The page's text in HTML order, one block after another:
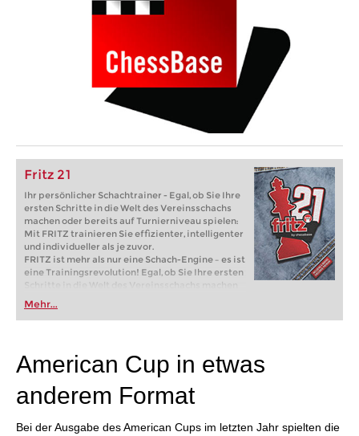
Fritz 21
Ihr persönlicher Schachtrainer - Egal, ob Sie Ihre
ersten Schritte in die Welt des Vereinsschachs
machen oder bereits auf Turnierniveau spielen:
Mit FRITZ trainieren Sie effizienter, intelligenter
und individueller als je zuvor.
FRITZ ist mehr als nur eine Schach-Engine – es ist
eine Trainingsrevolution! Egal, ob Sie Ihre ersten
Schritte in die Welt des Vereinsschachs machen
oder bereits auf Turnierniveau spielen: Mit
FRITZ trainieren Sie effizienter, intelligenter und
individueller als je zuvor.
Mehr...
American Cup in etwas
anderem Format
Bei der Ausgabe des American Cups im letzten Jahr spielten die